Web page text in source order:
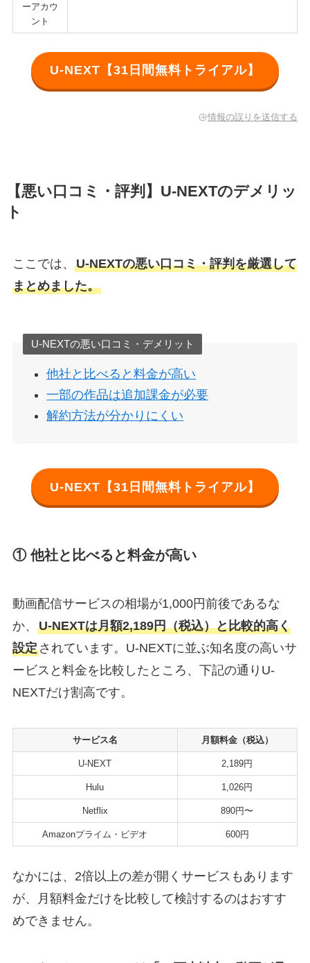
ーアカウ
ント
U-NEXT【31日間無料トライアル】
情報の誤りを送信する
【悪い口コミ・評判】U-NEXTのデメリッ
ト
ここでは、 U-NEXTの悪い口コミ・評判を厳選して
まとめました。
U-NEXTの悪い口コミ・デメリット
他社と比べると料金が高い
一部の作品は追加課金が必要
解約方法が分かりにくい
U-NEXT【31日間無料トライアル】
① 他社と比べると料金が高い
動画配信サービスの相場が1,000円前後であるな
か、 U-NEXTは月額2,189円（税込）と比較的高く
設定されています。U-NEXTに並ぶ知名度の高いサ
ービスと料金を比較したところ、下記の通りU-
NEXTだけ割高です。
サービス名 月額料金（税込）
U-NEXT 2,189円
Hulu 1,026円
Netflix 890円〜
Amazonプライム・ビデオ 600円
なかには、2倍以上の差が開くサービスもあります
が、月額料金だけを比較して検討するのはおすす
めできません。